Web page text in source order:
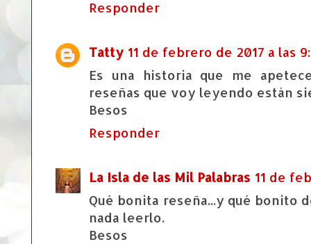
Responder
Tatty 11 de febrero de 2017 a las
Es una historia que me
reseñas que voy leyendo están
Besos
Responder
La Isla de las Mil Palabras 11 de
Qué bonita reseña...y qué bonito
nada leerlo.
Besos